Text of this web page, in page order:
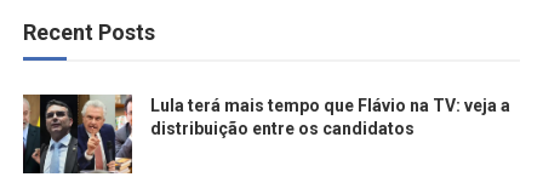
Recent Posts
Lula terá mais tempo que Flávio na TV: veja a
distribuição entre os candidatos